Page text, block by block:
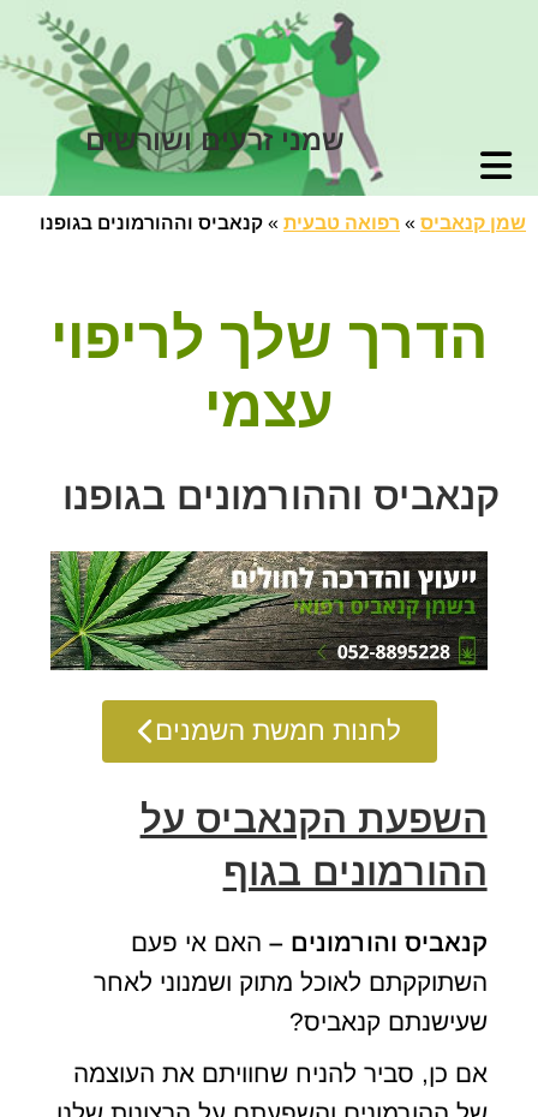
שמני זרעים ושורשים
שמן קנאביס » רפואה טבעית » קנאביס וההורמונים בגופנו
הדרך שלך לריפוי
עצמי
קנאביס וההורמונים בגופנו
לחנות חמשת השמנים
השפעת הקנאביס על
ההורמונים בגוף
קנאביס והורמונים – האם אי פעם
השתוקקתם לאוכל מתוק ושמנוני לאחר
שעישנתם קנאביס?
אם כן, סביר להניח שחוויתם את העוצמה